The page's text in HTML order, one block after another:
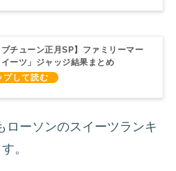
ブチューン正月SP】ファミリーマー
イーツ」ジャッジ結果まとめ
1/1）
ローソンのスイーツランキ
。